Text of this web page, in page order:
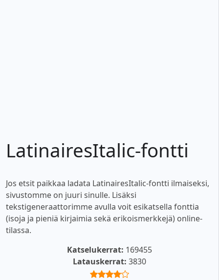
LatinairesItalic-fontti
Jos etsit paikkaa ladata LatinairesItalic-fontti ilmaiseksi,
sivustomme on juuri sinulle. Lisäksi
tekstigeneraattorimme avulla voit esikatsella fonttia
(isoja ja pieniä kirjaimia sekä erikoismerkkejä) online-
tilassa.
Katselukerrat: 169455
Latauskerrat: 3830